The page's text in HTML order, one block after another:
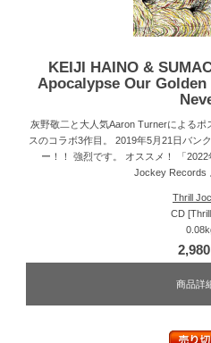
KEIJI HAINO &
Apocalypse Our
灰野敬二と大人気Aaron Turnerによるポ
スのコラボ3作目。 2019年5月21日バン
ー！！ 強烈です。 オススメ！ 「
Jockey Records
Thrill
CD
商品詳